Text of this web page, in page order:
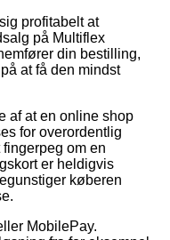
profitabelt at
på Multiflex
din bestilling,
at få den mindst
af at en online shop
for overordentlig
om en
er heldigvis
køberen
MobilePay.